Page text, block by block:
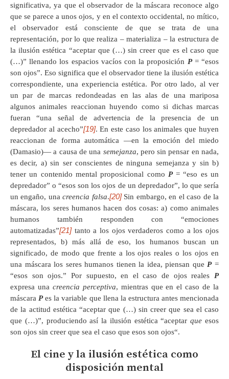
significativa, ya que el observador de la máscara reconoce algo
que se parece a unos ojos, y en el contexto occidental, no mítico,
el observador está consciente de que se trata de una
representación, por lo que realiza – materializa – la estructura de
la ilusión estética “aceptar que (…) sin creer que es el caso que
(…)” llenando los espacios vacíos con la proposición P= “esos
son ojos”. Eso significa que el observador tiene la ilusión estética
correspondiente, una experiencia estética. Por otro lado, al ver
un par de marcas redondeadas en las alas de una mariposa
algunos animales reaccionan huyendo como si dichas marcas
fueran “una señal de advertencia de la presencia de un
depredador al acecho”[19]. En este caso los animales que huyen
reaccionan de forma automática —en la emoción del miedo
(Damasio)— a causa de una semejanza, pero sin pensar en nada,
es decir, a) sin ser conscientes de ninguna semejanza y sin b)
tener un contenido mental proposicional como P= “eso es un
depredador” o “esos son los ojos de un depredador”, lo que sería
un engaño, unacreencia falsa.[20]Sin embargo, en el caso de la
máscara, los seres humanos hacen dos cosas: a) como animales
humanos también responden con “emociones
automatizadas”[21]tanto a los ojos verdaderos como a los ojos
representados, b) más allá de eso, los humanos buscan un
significado, de modo que frente a los ojos reales o los ojos en
una máscara los seres humanos tienen la idea, piensan que P=
“esos son ojos.” Por supuesto, en el caso de ojos reales P
expresa una creencia perceptiva, mientras que en el caso de la
máscara Pes la variable que llena la estructura antes mencionada
de la actitud estética “aceptar que (…) sin creer que sea el caso
que (…)”, produciendo así la ilusión estética “aceptarque esos
son ojos sin creer que sea el caso que esos son ojos“.
El cine y la ilusión estética como
disposición mental